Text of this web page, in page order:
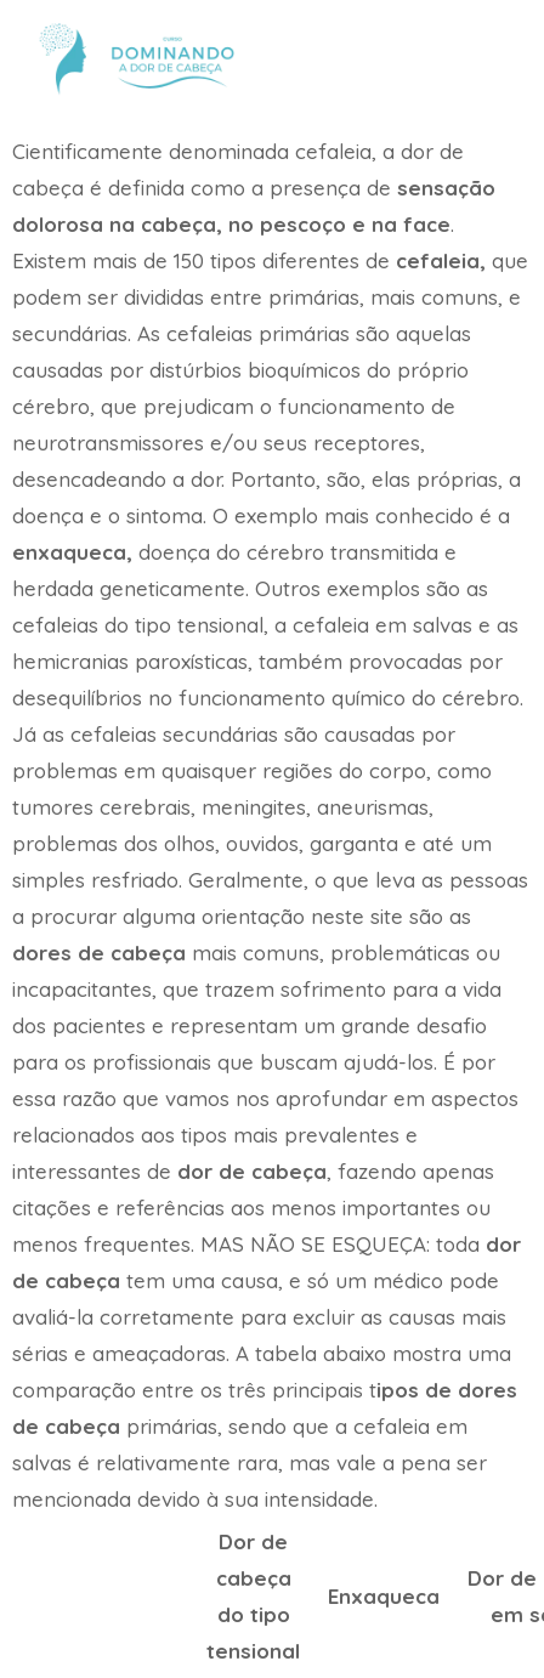
Cientificamente denominada cefaleia, a dor de
cabeça é definida como a presença de sensação
dolorosa na cabeça, no pescoço e na face.
Existem mais de 150 tipos diferentes de cefaleia, que
podem ser divididas entre primárias, mais comuns, e
secundárias. As cefaleias primárias são aquelas
causadas por distúrbios bioquímicos do próprio
cérebro, que prejudicam o funcionamento de
neurotransmissores e/ou seus receptores,
desencadeando a dor. Portanto, são, elas próprias, a
doença e o sintoma. O exemplo mais conhecido é a
enxaqueca, doença do cérebro transmitida e
herdada geneticamente. Outros exemplos são as
cefaleias do tipo tensional, a cefaleia em salvas e as
hemicranias paroxísticas, também provocadas por
desequilíbrios no funcionamento químico do cérebro.
Já as cefaleias secundárias são causadas por
problemas em quaisquer regiões do corpo, como
tumores cerebrais, meningites, aneurismas,
problemas dos olhos, ouvidos, garganta e até um
simples resfriado. Geralmente, o que leva as pessoas
a procurar alguma orientação neste site são as
dores de cabeça mais comuns, problemáticas ou
incapacitantes, que trazem sofrimento para a vida
dos pacientes e representam um grande desafio
para os profissionais que buscam ajudá-los. É por
essa razão que vamos nos aprofundar em aspectos
relacionados aos tipos mais prevalentes e
interessantes de dor de cabeça, fazendo apenas
citações e referências aos menos importantes ou
menos frequentes. MAS NÃO SE ESQUEÇA: toda dor
de cabeça tem uma causa, e só um médico pode
avaliá-la corretamente para excluir as causas mais
sérias e ameaçadoras. A tabela abaixo mostra uma
comparação entre os três principais tipos de dores
de cabeça primárias, sendo que a cefaleia em
salvas é relativamente rara, mas vale a pena ser
mencionada devido à sua intensidade.
Dor de
cabeça
do tipo
tensional
Enxaqueca
Dor de
em